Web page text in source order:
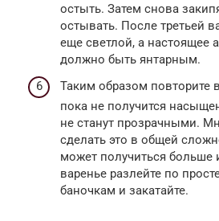
остыть. Затем снова
остывать. После третьей
еще светлой, а настоящее
должно быть янтарным.
Таким образом повторите
пока не получится
не станут прозрачными.
сделать это в общей
может получиться больше
варенье разлейте по
баночкам и закатайте.